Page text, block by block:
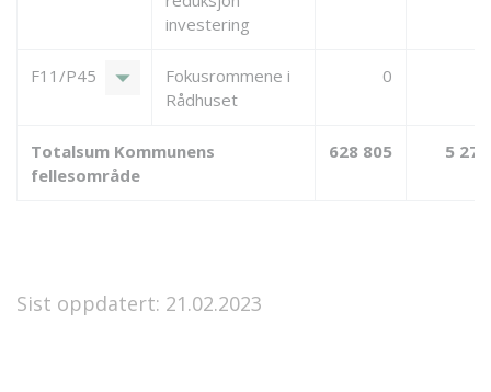
investering
F11/P45 arrow_drop_down
Fokusrommene i
Rådhuset
0
Totalsum Kommunens
fellesområde
628 805 5 279
Sist oppdatert: 21.02.2023